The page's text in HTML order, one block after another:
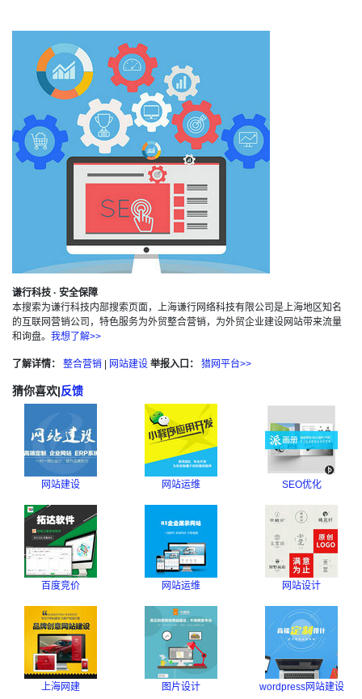
谦行科技 · 安全保障
本搜索为谦行科技内部搜索页面，上海谦行网络科技有限公司是上海地区知名
的互联网营销公司，特色服务为外贸整合营销，为外贸企业建设网站带来流量
和询盘。 我想了解>>
了解详情： 整合营销 网站建设 举报入口： 猎网平台>>
猜你喜欢|反馈
网站建设 网站运维 SEO优化
百度竞价 网站运维 网站设计
上海网建 图片设计 wordpress网站建设